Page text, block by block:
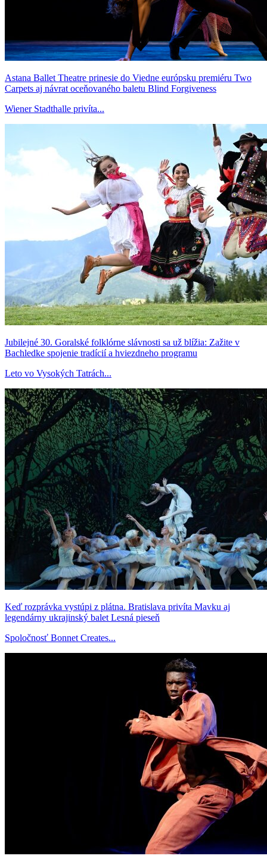
Astana Ballet Theatre prinesie do Viedne európsku premiéru Two
Carpets aj návrat oceňovaného baletu Blind Forgiveness
Wiener Stadthalle privíta...
Jubilejné 30. Goralské folklórne slávnosti sa už blížia: Zažite v
Bachledke spojenie tradícií a hviezdneho programu
Leto vo Vysokých Tatrách...
Keď rozprávka vystúpi z plátna. Bratislava privíta Mavku aj
legendárny ukrajinský balet Lesná pieseň
Spoločnosť Bonnet Creates...